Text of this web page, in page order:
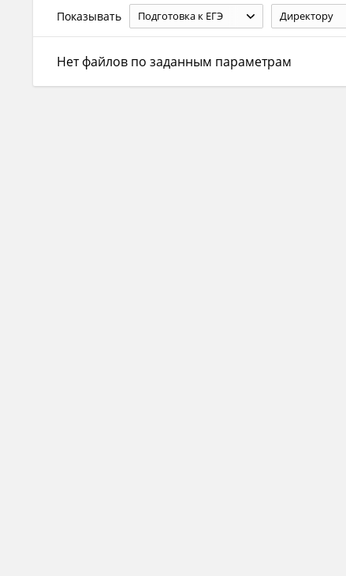
Показывать Подготовка к ЕГЭ Директору
Нет файлов по заданным параметрам